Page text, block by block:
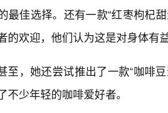
最佳选择。还有一款“红枣枸杞
的欢迎，他们认为这是对身体有
至，她还尝试推出了一款“咖啡
不少年轻的咖啡爱好者。